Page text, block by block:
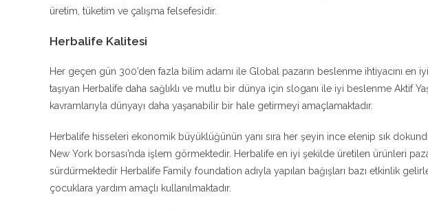
üretim, tüketim ve çalışma felsefesidir.
Herbalife Kalitesi
Her geçen gün 300’den fazla bilim adamı ile Global pazarın beslenme ihtiyacını en
taşıyan Herbalife daha sağlıklı ve mutlu bir dünya için sloganı ile iyi beslenme Aktif
kavramlarıyla dünyayı daha yaşanabilir bir hale getirmeyi amaçlamaktadır.
Herbalife hisseleri ekonomik büyüklüğünün yanı sıra her şeyin ince elenip sık
New York borsası’nda işlem görmektedir. Herbalife en iyi şekilde üretilen ürünleri
sürdürmektedir Herbalife Family foundation adıyla yapılan bağışları bazı etkinlik
çocuklara yardım amaçlı kullanılmaktadır.